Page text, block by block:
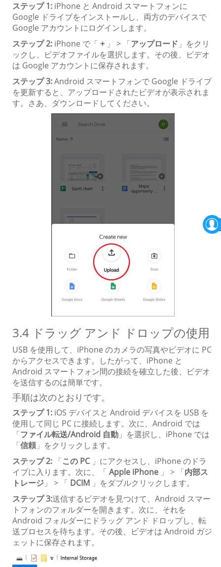
ステップ 1: iPhone と Android スマートフォンに
Google ドライブをインストールし、両方のデバイスで
Google アカウントにログインします。
ステップ 2: iPhone で「 + 」 > 「アップロード 」をクリ
ックし、ビデオファイルを選択します。その後、ビデオ
は Google アカウントに保存されます。
ステップ 3:Android スマートフォンで Google ドライブ
を更新すると、アップロードされたビデオが表示されま
す。さあ、ダウンロードしてください。
3.4 ドラッグ アンド ドロップの使用
USB を使用して、iPhone のカメラの写真やビデオに PC
からアクセスできます。したがって、iPhone と
Android スマートフォン間の接続を確立した後、ビデオ
を送信するのは簡単です。
手順は次のとおりです。
ステップ 1: iOS デバイスと Android デバイスを USB を
使用して同じ PC に接続します。次に、Android では
「ファイル転送/Android 自動 」を選択し、iPhone では
「信頼 」をクリックします。
ステップ 2: 「この PC」にアクセスし、iPhone のドラ
イブに入ります。次に、「 Apple iPhone 」 > 「内部ス
トレージ 」 > 「 DCIM 」をダブルクリックします。
ステップ 3:送信するビデオを見つけて、Android スマー
トフォンのフォルダーを開きます。次に、それを
Android フォルダーにドラッグ アンド ドロップし、転
送プロセスを待ちます。その後、ビデオは Android ガジ
ェットに保存されます。